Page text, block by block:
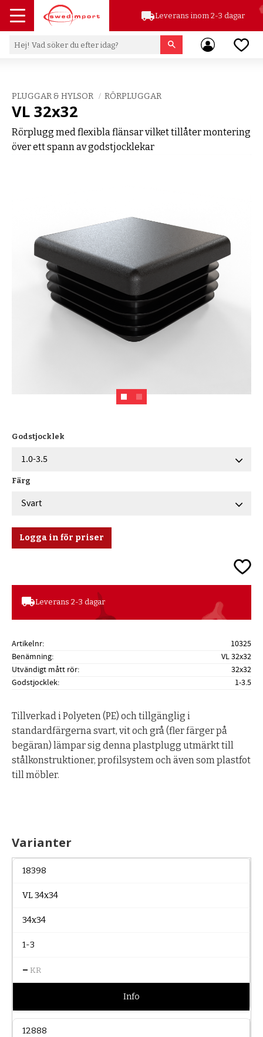
Meny
local_shippingLeverans inom 2-3 dagar
PLUGGAR & HYLSOR RÖRPLUGGAR
VL 32x32
Rörplugg med flexibla flänsar vilket tillåter montering
över ett spann av godstjocklekar
Godstjocklek
Färg
Logga in för priser
Lägg
local_shippingLeverans 2-3 dagar
Artikelnr
10325
Benämning
VL 32x32
Utvändigt mått rör
32x32
Godstjocklek
1-3.5
Tillverkad i Polyeten (PE) och tillgänglig i
standardfärgerna svart, vit och grå (fler färger på
begäran) lämpar sig denna plastplugg utmärkt till
stålkonstruktioner, profilsystem och även som plastfot
till möbler.
Varianter
18398
VL 34x34
34x34
1-3
– KR
Info
12888